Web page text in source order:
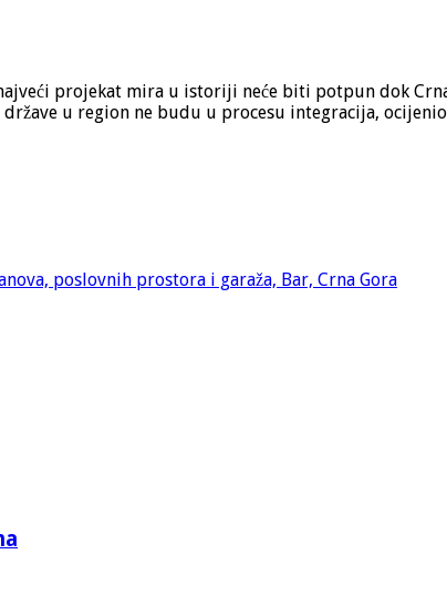
projekat mira u istoriji neće biti potpun dok
u region ne budu u procesu integracija,